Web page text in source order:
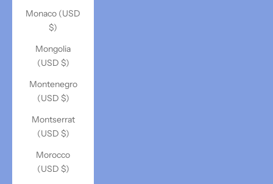
Monaco (USD
$)
Mongolia
(USD $)
Montenegro
(USD $)
Montserrat
(USD $)
Morocco
(USD $)